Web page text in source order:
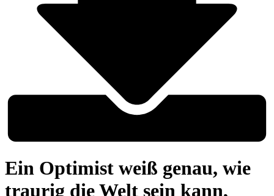
Ein Optimist weiß genau, wie
traurig die Welt sein kann,